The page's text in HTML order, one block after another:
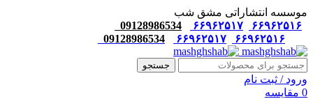
موسسه انتشاراتی مشق شب
۶۶۹۶۲۵۱۶
۶۶۹۶۲۵۱۷
09128986534
۶۶۹۶۲۵۱۶
۶۶۹۶۲۵۱۷ 09128986534
جستجو
ورود / ثبت نام
0 مقایسه